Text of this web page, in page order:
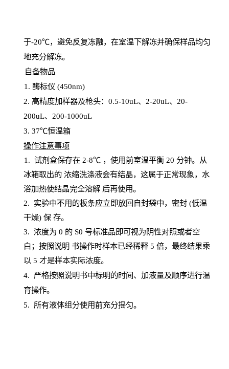
于-20℃，避免反复冻融，在室温下解冻并确保样品均匀
地充分解冻。
自备物品
1 . 酶标仪 (450nm)
2. 高精度加样器及枪头： 0.5-10uL、 2-20uL、 20-
200uL、 200-1000uL
3. 37℃恒温箱
操作注意事项
1. 试剂盒保存在 2-8℃ ，使用前室温平衡 20 分钟。从
冰箱取出的 浓缩洗涤液会有结晶，这属于正常现象，水
浴加热使结晶完全溶解 后再使用。
2. 实验中不用的板条应立即放回自封袋中，密封(低温
干燥) 保 存。
3. 浓度为 0 的 S0 号标准品即可视为阴性对照或者空
白；按照说明 书操作时样本已经稀释5 倍，最终结果乘
以 5 才是样本实际浓度。
4. 严格按照说明书中标明的时间、加液量及顺序进行温
育操作。
5. 所有液体组分使用前充分摇匀。